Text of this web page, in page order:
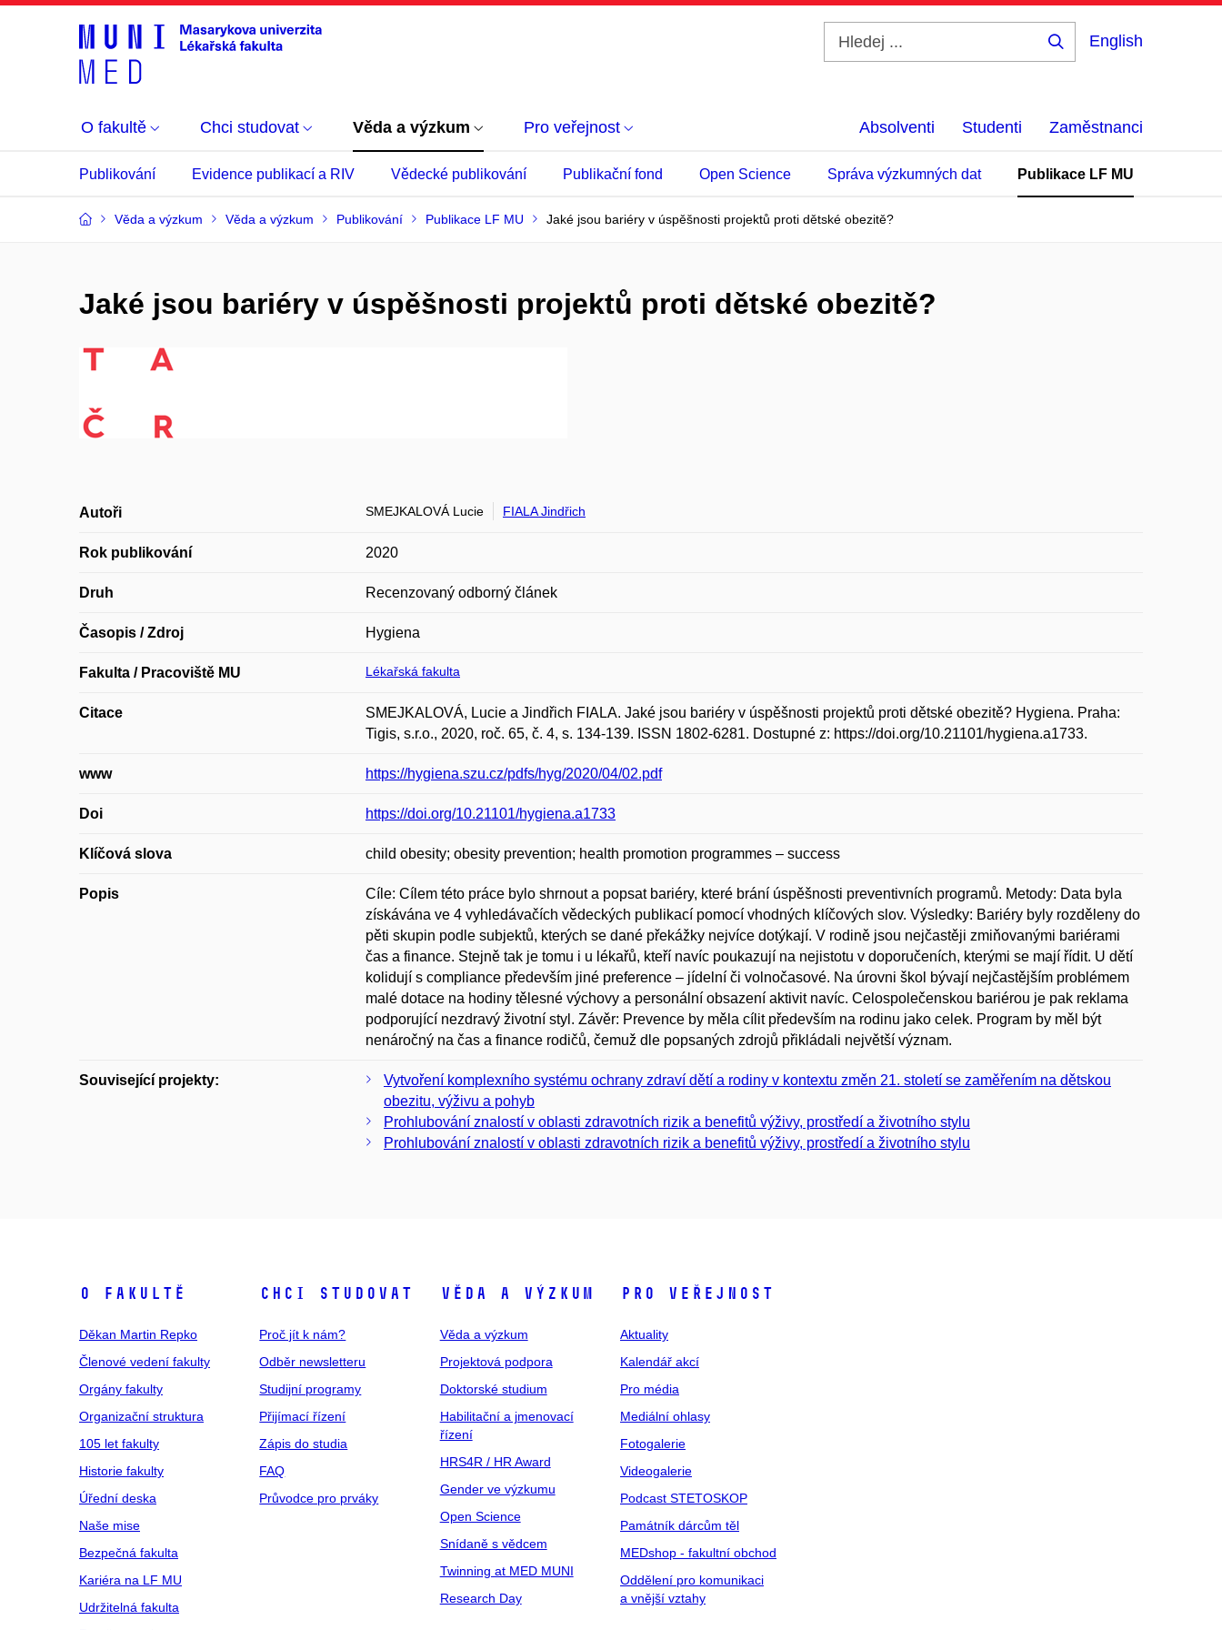
English
O fakultě Chci studovat Věda a výzkum Pro veřejnost Absolventi Studenti Zaměstnanci
Publikování Evidence publikací a RIV Vědecké publikování Publikační fond Open Science Správa výzkumných dat Publikace LF MU
Věda a výzkum Věda a výzkum Publikování Publikace LF MU Jaké jsou bariéry v úspěšnosti projektů proti dětské obezitě?
Jaké jsou bariéry v úspěšnosti projektů proti dětské obezitě?
Autoři SMEJKALOVÁ Lucie FIALA Jindřich
Rok publikování 2020
Druh Recenzovaný odborný článek
Časopis / Zdroj Hygiena
Fakulta / Pracoviště MU Lékařská fakulta
Citace
SMEJKALOVÁ, Lucie a Jindřich FIALA. Jaké jsou bariéry v úspěšnosti projektů proti dětské obezitě? Hygiena. Praha:
Tigis, s.r.o., 2020, roč. 65, č. 4, s. 134-139. ISSN 1802-6281. Dostupné z: https://doi.org/10.21101/hygiena.a1733.
www https://hygiena.szu.cz/pdfs/hyg/2020/04/02.pdf
Doi https://doi.org/10.21101/hygiena.a1733
Klíčová slova child obesity; obesity prevention; health promotion programmes – success
Popis
Cíle: Cílem této práce bylo shrnout a popsat bariéry, které brání úspěšnosti preventivních programů. Metody: Data byla
získávána ve 4 vyhledávačích vědeckých publikací pomocí vhodných klíčových slov. Výsledky: Bariéry byly rozděleny do
pěti skupin podle subjektů, kterých se dané překážky nejvíce dotýkají. V rodině jsou nejčastěji zmiňovanými bariérami
čas a finance. Stejně tak je tomu i u lékařů, kteří navíc poukazují na nejistotu v doporučeních, kterými se mají řídit. U dětí
kolidují s compliance především jiné preference – jídelní či volnočasové. Na úrovni škol bývají nejčastějším problémem
malé dotace na hodiny tělesné výchovy a personální obsazení aktivit navíc. Celospolečenskou bariérou je pak reklama
podporující nezdravý životní styl. Závěr: Prevence by měla cílit především na rodinu jako celek. Program by měl být
nenáročný na čas a finance rodičů, čemuž dle popsaných zdrojů přikládali největší význam.
Související projekty:
Vytvoření komplexního systému ochrany zdraví dětí a rodiny v kontextu změn 21. století se zaměřením na dětskou
obezitu, výživu a pohyb
Prohlubování znalostí v oblasti zdravotních rizik a benefitů výživy, prostředí a životního stylu
Prohlubování znalostí v oblasti zdravotních rizik a benefitů výživy, prostředí a životního stylu
O fakultě
Děkan Martin Repko
Členové vedení fakulty
Orgány fakulty
Organizační struktura
105 let fakulty
Historie fakulty
Úřední deska
Naše mise
Bezpečná fakulta
Kariéra na LF MU
Udržitelná fakulta
Chci studovat
Proč jít k nám?
Odběr newsletteru
Studijní programy
Přijímací řízení
Zápis do studia
FAQ
Průvodce pro prváky
Věda a výzkum
Věda a výzkum
Projektová podpora
Doktorské studium
Habilitační a jmenovací
řízení
HRS4R / HR Award
Gender ve výzkumu
Open Science
Snídaně s vědcem
Twinning at MED MUNI
Research Day
Pro veřejnost
Aktuality
Kalendář akcí
Pro média
Mediální ohlasy
Fotogalerie
Videogalerie
Podcast STETOSKOP
Památník dárcům těl
MEDshop - fakultní obchod
Oddělení pro komunikaci
a vnější vztahy